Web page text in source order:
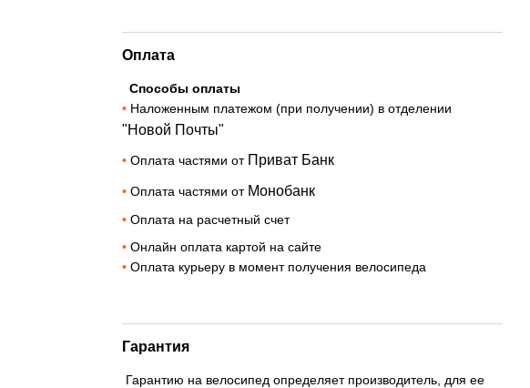
Оплата
Способы оплаты
• Наложенным платежом (при получении) в отделении
"Новой Почты"
• Оплата частями от Приват Банк
• Оплата частями от Монобанк
• Оплата на расчетный счет
• Онлайн оплата картой на сайте
• Оплата курьеру в момент получения велосипеда
Гарантия
Гарантию на велосипед определяет производитель, для ее